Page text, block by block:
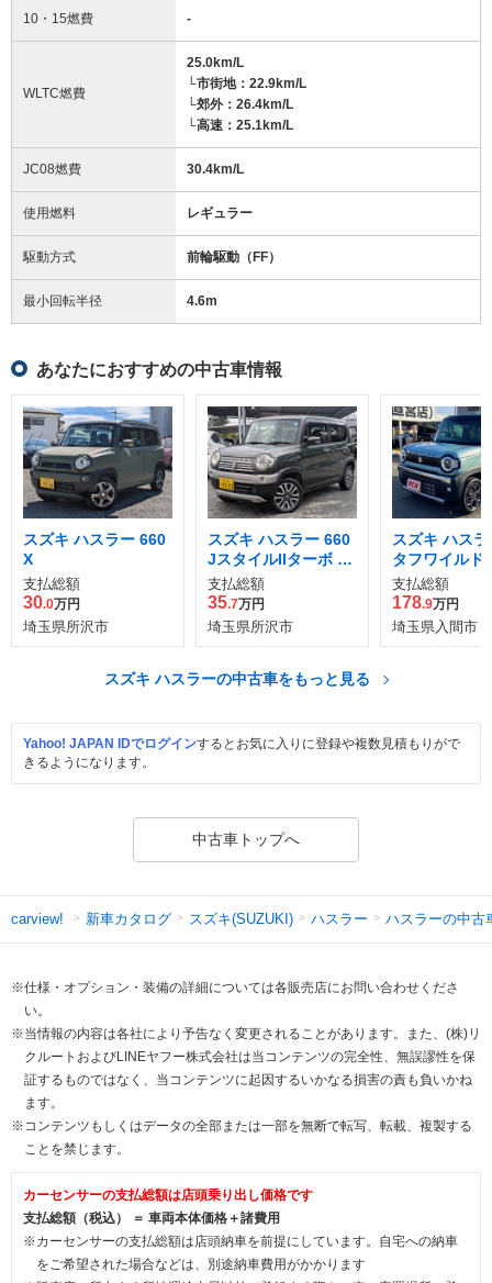
10・15燃費 -
WLTC燃費
25.0km/L
└市街地：22.9km/L
└郊外：26.4km/L
└高速：25.1km/L
JC08燃費 30.4km/L
使用燃料 レギュラー
駆動方式 前輪駆動（FF）
最小回転半径 4.6m
あなたにおすすめの中古車情報
スズキ ハスラー 660
X
支払総額
30.0万円
埼玉県所沢市
スズキ ハスラー 660
JスタイルIIターボ 4
WD
支払総額
35.7万円
埼玉県所沢市
スズキ ハス
タフワイルド
支払総額
178.9万円
埼玉県入間市
スズキ ハスラーの中古車をもっと見る
Yahoo! JAPAN IDでログインするとお気に入りに登録や複数見積もりがで
きるようになります。
中古車トップへ
carview! 新車カタログ スズキ(SUZUKI) ハスラー ハスラーの中古
※仕様・オプション・装備の詳細については各販売店にお問い合わせくださ
い。
※当情報の内容は各社により予告なく変更されることがあります。また、(株)リ
クルートおよびLINEヤフー株式会社は当コンテンツの完全性、無誤謬性を保
証するものではなく、当コンテンツに起因するいかなる損害の責も負いかね
ます。
※コンテンツもしくはデータの全部または一部を無断で転写、転載、複製する
ことを禁じます。
カーセンサーの支払総額は店頭乗り出し価格です
支払総額（税込） ＝ 車両本体価格＋諸費用
※カーセンサーの支払総額は店頭納車を前提にしています。自宅への納車
をご希望された場合などは、別途納車費用がかかります